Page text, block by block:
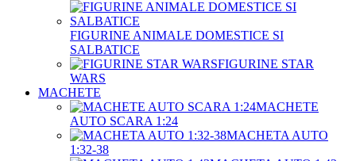
FIGURINE ANIMALE DOMESTICE SI
SALBATICE
FIGURINE STAR
WARS
MACHETE
MACHETE
AUTO SCARA 1:24
MACHETA AUTO
1:32-38